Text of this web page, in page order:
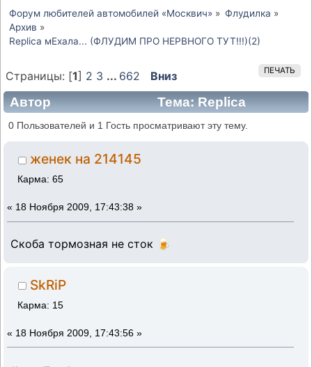
Форум любителей автомобилей «Москвич» » Флудилка »
Архив »
Replica мЕхала... (ФЛУДИМ ПРО НЕРВНОГО ТУТ!!!)(2)
ПЕЧАТЬ
Страницы: [1] 2 3 ... 662 Вниз
Автор
Тема: Replica
мЕхала... (ФЛУДИМ ПРО НЕРВНОГО ТУТ!!!)
(2) (Прочитано 556206 раз)
0 Пользователей и 1 Гость просматривают эту тему.
женек на 214145
Карма: 65
« 18 Ноября 2009, 17:43:38 »
Скоба тормозная не сток 🍺
SkRiP
Карма: 15
« 18 Ноября 2009, 17:43:56 »